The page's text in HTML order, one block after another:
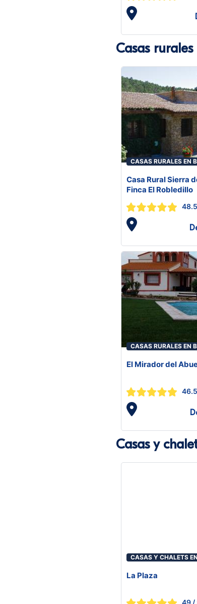
Casas
CASAS RURALES EN
Casa Rural Sierra
Finca El Robledillo
48.5
CASAS RURALES EN
El Mirador del
46.5
Casas y
CASAS Y CHALETS
La Plaza
49 /